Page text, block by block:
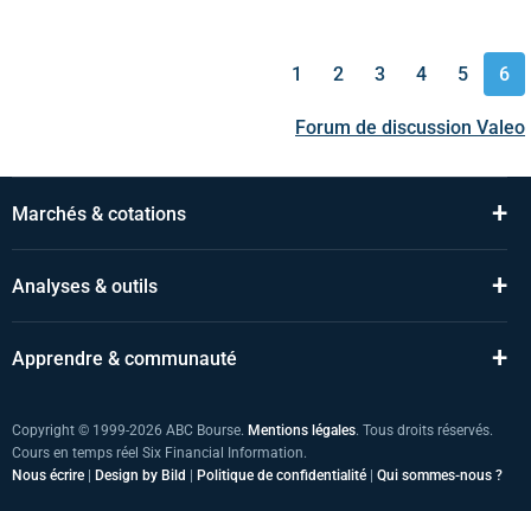
1 2 3 4 5 6
Forum de discussion Valeo
Marchés & cotations +
Analyses & outils +
Apprendre & communauté +
Copyright © 1999-2026 ABC Bourse. Mentions légales. Tous droits réservés.
Cours en temps réel Six Financial Information.
Nous écrire
Design by Bild Politique de confidentialité Qui sommes-nous ?